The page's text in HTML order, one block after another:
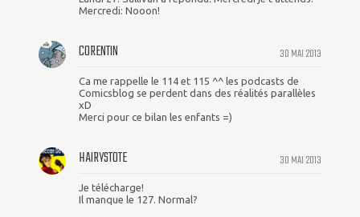
Mercredi: Nooon!
30 MAI 2013
CORENTIN
Ca me rappelle le 114 et 115 ^^ les podcasts de
Comicsblog se perdent dans des réalités parallèles
xD
Merci pour ce bilan les enfants =)
30 MAI 2013
HAIRYSTOTE
Je télécharge!
Il manque le 127. Normal?